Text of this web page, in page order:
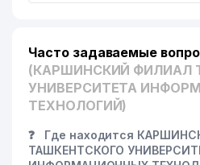
Часто задаваемые
(КАРШИНСКИЙ ФИЛИАЛ
УНИВЕРСИТЕТА
ТЕХНОЛОГИЙ)
❓
Где находится
ТАШКЕНТСКОГО